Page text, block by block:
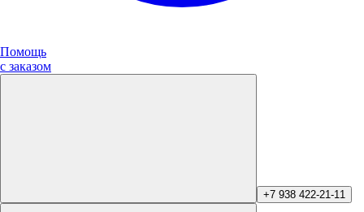
Помощь
с заказом
+7 938 422-21-11